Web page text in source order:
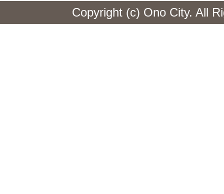
Copyright (c) Ono City. All